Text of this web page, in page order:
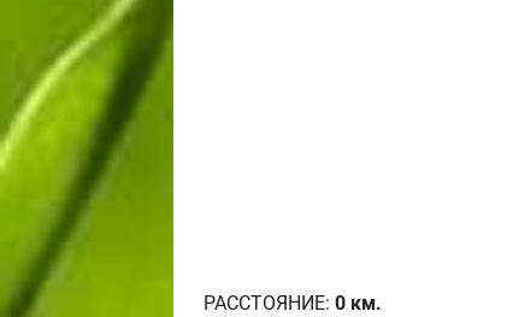
РАССТОЯНИЕ: 0 км.